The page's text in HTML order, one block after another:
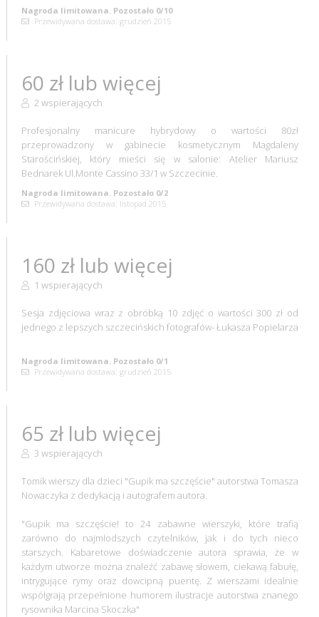
Nagroda limitowana. Pozostało 0/10
Przewidywana dostawa: grudzień 2015
60 zł lub więcej
2 wspierających
Profesjonalny manicure hybrydowy o wartości 80zł
przeprowadzony w gabinecie kosmetycznym Magdaleny
Starościńskiej, który mieści się w salonie: Atelier Mariusz
Bednarek Ul.Monte Cassino 33/1 w Szczecinie.
Nagroda limitowana. Pozostało 0/2
Przewidywana dostawa: listopad 2015
160 zł lub więcej
1 wspierających
Sesja zdjęciowa wraz z obróbką 10 zdjęć o wartości 300 zł od
jednego z lepszych szczecińskich fotografów- Łukasza Popielarza
Nagroda limitowana. Pozostało 0/1
Przewidywana dostawa: grudzień 2015
65 zł lub więcej
3 wspierających
Tomik wierszy dla dzieci "Gupik ma szczęście" autorstwa Tomasza
Nowaczyka z dedykacją i autografem autora.
"Gupik ma szczęście! to 24 zabawne wierszyki, które trafią
zarówno do najmłodszych czytelników, jak i do tych nieco
starszych. Kabaretowe doświadczenie autora sprawia, że w
każdym utworze można znaleźć zabawę słowem, ciekawą fabułę,
intrygujące rymy oraz dowcipną puentę. Z wierszami idealnie
współgrają przepełnione humorem ilustracje autorstwa znanego
rysownika Marcina Skoczka"